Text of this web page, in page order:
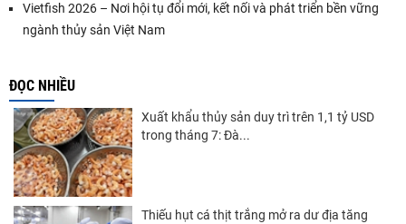
Vietfish 2026 – Nơi hội tụ đổi mới, kết nối và phát triển bền vững
ngành thủy sản Việt Nam
ĐỌC NHIỀU
Xuất khẩu thủy sản duy trì trên 1,1 tỷ USD
trong tháng 7: Đà...
Thiếu hụt cá thịt trắng mở ra dư địa tăng